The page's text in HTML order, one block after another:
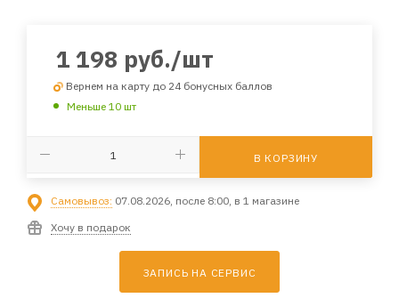
1 198 руб./шт
Вернем на карту до 24 бонусных баллов
Меньше 10 шт
В КОРЗИНУ
Самовывоз: 07.08.2026, после 8:00, в 1 магазине
Хочу в подарок
ЗАПИСЬ НА СЕРВИС